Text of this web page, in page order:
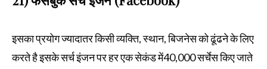
इसका प्रयोग ज्यादातर किसी व्यक्ति, स्थान, बिजनेस को ढूंढने के लिए
करते है इसके सर्च इंजन पर हर एक सेकंड में40,000 सर्चेस किए जाते